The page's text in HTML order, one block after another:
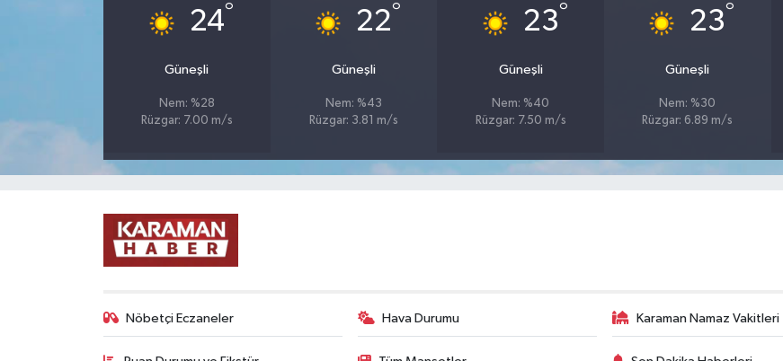
24°
Güneşli
Nem: %28
Rüzgar: 7.00 m/s
22°
Güneşli
Nem: %43
Rüzgar: 3.81 m/s
23°
Güneşli
Nem: %40
Rüzgar: 7.50 m/s
23°
Güneşli
Nem: %30
Rüzgar: 6.89 m/s
Nöbetçi Eczaneler Hava Durumu Karaman Namaz Vakitleri